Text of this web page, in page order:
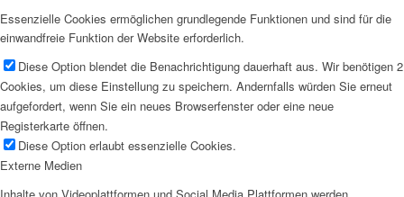
Essenzielle Cookies ermöglichen grundlegende Funktionen und sind für die
einwandfreie Funktion der Website erforderlich.
Diese Option blendet die Benachrichtigung dauerhaft aus. Wir benötigen 2
Cookies, um diese Einstellung zu speichern. Andernfalls würden Sie erneut
aufgefordert, wenn Sie ein neues Browserfenster oder eine neue
Registerkarte öffnen.
Diese Option erlaubt essenzielle Cookies.
Externe Medien